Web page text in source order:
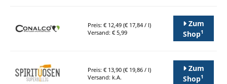
Preis: € 12,49 (€ 17,84 / l)
Versand: € 5,99
Zum
Shop1
Preis: € 13,90 (€ 19,86 / l)
Versand: k.A.
Zum
Shop1